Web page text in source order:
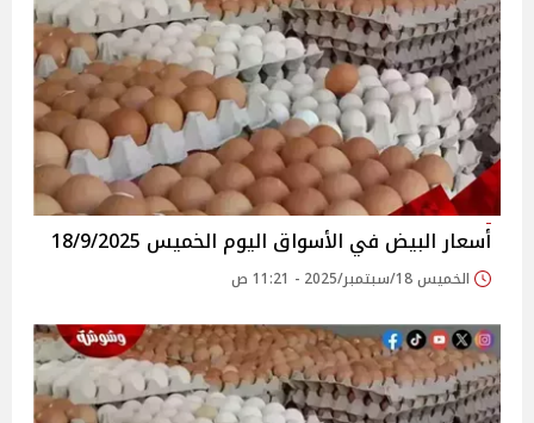
أسعار البيض في الأسواق‎‎ اليوم الخميس 18/9/2025
الخميس 18/سبتمبر/2025 - 11:21 ص